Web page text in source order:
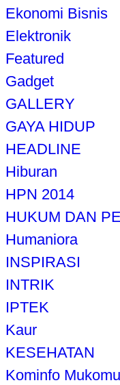
Ekonomi Bisnis
Elektronik
Featured
Gadget
GALLERY
GAYA HIDUP
HEADLINE
Hiburan
HPN 2014
HUKUM DAN
Humaniora
INSPIRASI
INTRIK
IPTEK
Kaur
KESEHATAN
Kominfo